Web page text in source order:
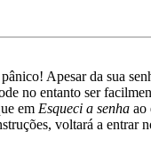
Apesar da sua
no entanto ser
em Esqueci a senha ao
voltará a entrar